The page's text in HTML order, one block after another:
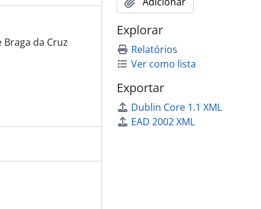
da Cruz
Explorar
Relatórios
Ver como lista
Exportar
Dublin Core 1.1 XML
EAD 2002 XML